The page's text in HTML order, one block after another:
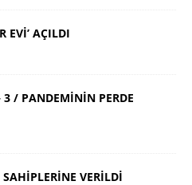
EVİ’ AÇILDI
/ PANDEMİNİN PERDE
VERİLDİ